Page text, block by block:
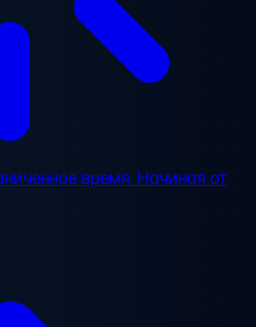
время. Начиная от